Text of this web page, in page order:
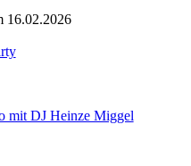
16.02.2026
mit DJ Heinze Miggel